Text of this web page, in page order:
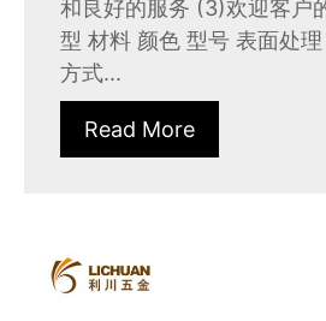
和良好的服务 (3)欢迎客
型 材料 颜色 型号 表面处
方式...
Read More